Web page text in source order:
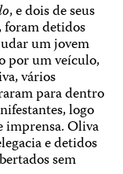
, e dois de seus
foram detidos
um jovem
por um veículo,
vários
para dentro
logo
imprensa. Oliva
e detidos
sem